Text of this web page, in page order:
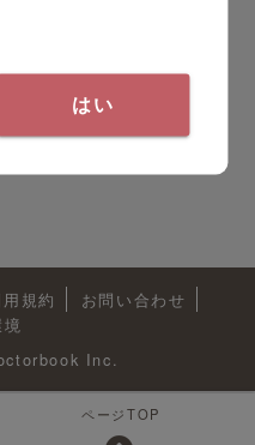
規約
お問い合わせ
Inc.
ページTOP
はい